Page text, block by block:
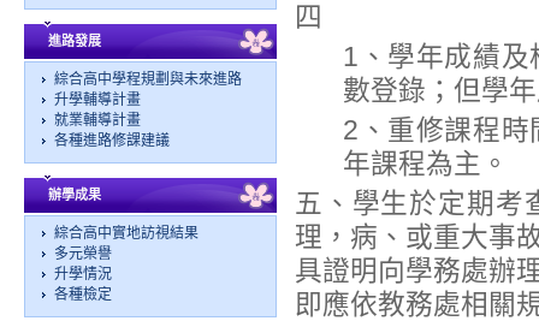
進路發展
綜合高中學程規劃與未來進路
升學輔導計畫
就業輔導計畫
各種進路修課建議
辦學成果
綜合高中實地訪視結果
多元榮譽
升學情況
各種檢定
四
1、學年成績
數登錄；但學
2、重修課程
年課程為主。
五、學生於定期考
理，病、或重大事
具證明向學務處辦
即應依教務處相關